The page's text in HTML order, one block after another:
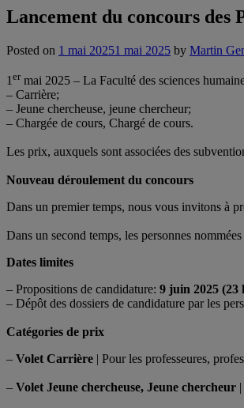
Lancement du concours des
Posted on 1 mai 20251 mai 2025 by Martin
1 ermai 2025 – La Faculté des sciences
– Carrière;
– Jeune chercheuse, jeune chercheur;
– Chargée de cours, Chargé de cours.
Les prix, auxquels sont associées des
Nouveau déroulement du concours
Dans un premier temps, nous vous invitons à
Dans un second temps, les personnes
Dates limites
– Propositions de candidature: 9 juin 2025 (23
– Dépôt des dossiers de candidature par les
Catégories de prix
– Volet Carrière | Pour les professeures,
– Volet Jeune chercheuse, Jeune chercheur